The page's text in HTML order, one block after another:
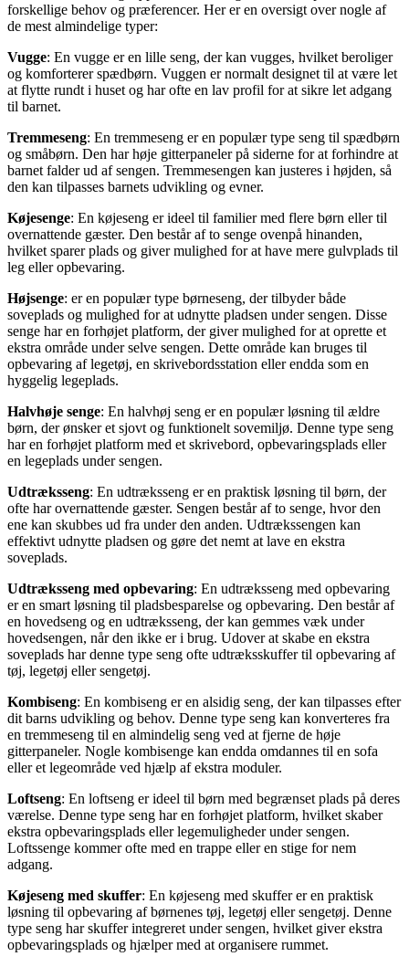
forskellige behov og præferencer. Her er en oversigt over nogle af
de mest almindelige typer:
Vugge: En vugge er en lille seng, der kan vugges, hvilket beroliger
og komforterer spædbørn. Vuggen er normalt designet til at være let
at flytte rundt i huset og har ofte en lav profil for at sikre let adgang
til barnet.
Tremmeseng: En tremmeseng er en populær type seng til spædbørn
og småbørn. Den har høje gitterpaneler på siderne for at forhindre at
barnet falder ud af sengen. Tremmesengen kan justeres i højden, så
den kan tilpasses barnets udvikling og evner.
Køjesenge: En køjeseng er ideel til familier med flere børn eller til
overnattende gæster. Den består af to senge ovenpå hinanden,
hvilket sparer plads og giver mulighed for at have mere gulvplads til
leg eller opbevaring.
Højsenge: er en populær type børneseng, der tilbyder både
soveplads og mulighed for at udnytte pladsen under sengen. Disse
senge har en forhøjet platform, der giver mulighed for at oprette et
ekstra område under selve sengen. Dette område kan bruges til
opbevaring af legetøj, en skrivebordsstation eller endda som en
hyggelig legeplads.
Halvhøje senge: En halvhøj seng er en populær løsning til ældre
børn, der ønsker et sjovt og funktionelt sovemiljø. Denne type seng
har en forhøjet platform med et skrivebord, opbevaringsplads eller
en legeplads under sengen.
Udtræksseng: En udtræksseng er en praktisk løsning til børn, der
ofte har overnattende gæster. Sengen består af to senge, hvor den
ene kan skubbes ud fra under den anden. Udtrækssengen kan
effektivt udnytte pladsen og gøre det nemt at lave en ekstra
soveplads.
Udtræksseng med opbevaring: En udtræksseng med opbevaring
er en smart løsning til pladsbesparelse og opbevaring. Den består af
en hovedseng og en udtræksseng, der kan gemmes væk under
hovedsengen, når den ikke er i brug. Udover at skabe en ekstra
soveplads har denne type seng ofte udtræksskuffer til opbevaring af
tøj, legetøj eller sengetøj.
Kombiseng: En kombiseng er en alsidig seng, der kan tilpasses efter
dit barns udvikling og behov. Denne type seng kan konverteres fra
en tremmeseng til en almindelig seng ved at fjerne de høje
gitterpaneler. Nogle kombisenge kan endda omdannes til en sofa
eller et legeområde ved hjælp af ekstra moduler.
Loftseng: En loftseng er ideel til børn med begrænset plads på deres
værelse. Denne type seng har en forhøjet platform, hvilket skaber
ekstra opbevaringsplads eller legemuligheder under sengen.
Loftssenge kommer ofte med en trappe eller en stige for nem
adgang.
Køjeseng med skuffer: En køjeseng med skuffer er en praktisk
løsning til opbevaring af børnenes tøj, legetøj eller sengetøj. Denne
type seng har skuffer integreret under sengen, hvilket giver ekstra
opbevaringsplads og hjælper med at organisere rummet.